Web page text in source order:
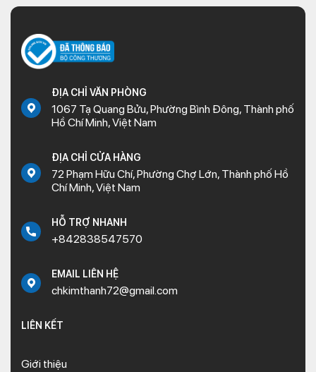
ĐỊA CHỈ VĂN PHÒNG
1067 Tạ Quang Bửu, Phường Bình Đông, Thành phố
Hồ Chí Minh, Việt Nam
ĐỊA CHỈ CỬA HÀNG
72 Phạm Hữu Chí, Phường Chợ Lớn, Thành phố Hồ
Chí Minh, Việt Nam
HỖ TRỢ NHANH
+842838547570
EMAIL LIÊN HỆ
chkimthanh72@gmail.com
LIÊN KẾT
Giới thiệu